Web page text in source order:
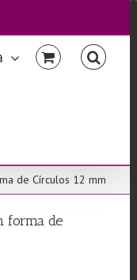
de Círculos 12 mm
forma de